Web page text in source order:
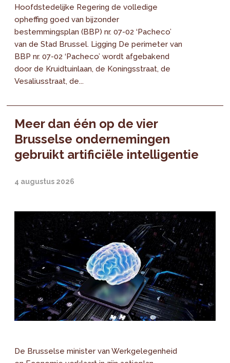
Hoofdstedelijke Regering de volledige
opheffing goed van bijzonder
bestemmingsplan (BBP) nr. 07-02 ‘Pacheco’
van de Stad Brussel. Ligging De perimeter van
BBP nr. 07-02 ‘Pacheco’ wordt afgebakend
door de Kruidtuinlaan, de Koningsstraat, de
Vesaliusstraat, de...
Meer dan één op de vier
Brusselse ondernemingen
gebruikt artificiële intelligentie
4 augustus 2026
De Brusselse minister van Werkgelegenheid